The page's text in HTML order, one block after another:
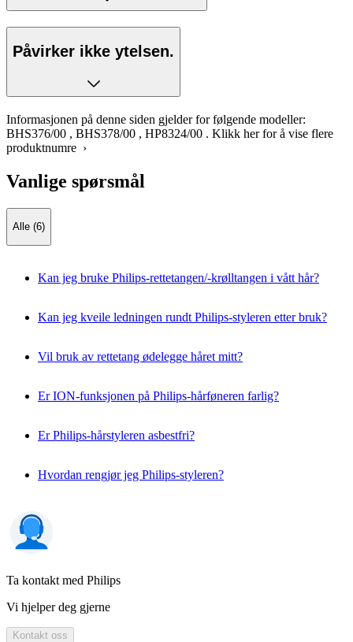
Påvirker ikke ytelsen.
Informasjonen på denne siden gjelder for følgende modeller:
BHS376/00 , BHS378/00 , HP8324/00 . Klikk her for å vise flere
produktnumre ›
Vanlige spørsmål
Alle (6)
Kan jeg bruke Philips-rettetangen/-krølltangen i vått hår?
Kan jeg kveile ledningen rundt Philips-styleren etter bruk?
Vil bruk av rettetang ødelegge håret mitt?
Er ION-funksjonen på Philips-hårføneren farlig?
Er Philips-hårstyleren asbestfri?
Hvordan rengjør jeg Philips-styleren?
Ta kontakt med Philips
Vi hjelper deg gjerne
Kontakt oss